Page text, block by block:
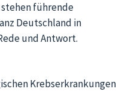
stehen führende
Deutschland in
und Antwort.